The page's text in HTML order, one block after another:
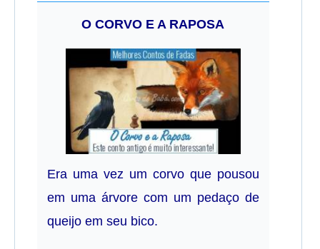
O CORVO E A RAPOSA
Era uma vez um corvo que pousou
em uma árvore com um pedaço de
queijo em seu bico.